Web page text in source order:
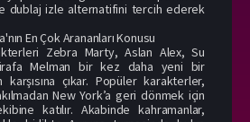
dublaj izle alternatifini tercih ederek
En Çok Arananları Konusu
Zebra Marty, Aslan Alex, Su
Melman bir kez daha yeni bir
çıkar. Popüler karakterler,
New York’a geri dönmek için
katılır. Akabinde kahramanlar,